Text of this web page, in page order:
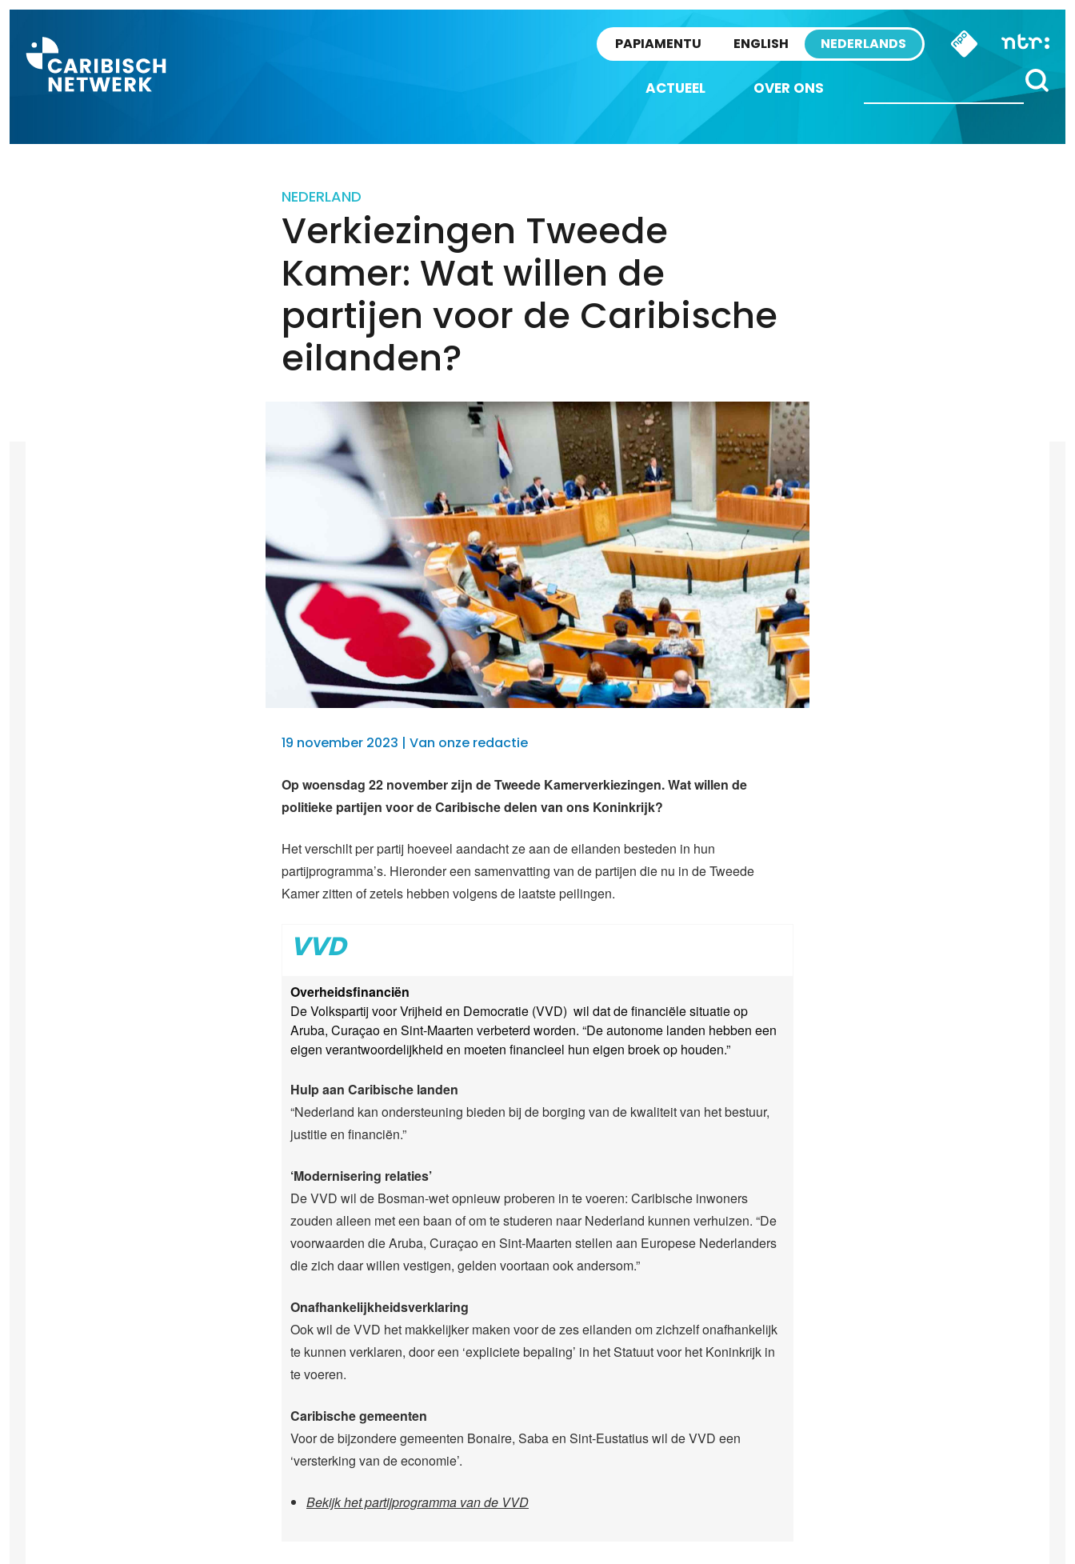
PAPIAMENTU ENGLISH NEDERLANDS
ACTUEEL OVER ONS
NEDERLAND
Verkiezingen Tweede
Kamer: Wat willen de
partijen voor de Caribische
eilanden?
19 november 2023 | Van onze redactie
Op woensdag 22 november zijn de Tweede Kamerverkiezingen. Wat willen de
politieke partijen voor de Caribische delen van ons Koninkrijk?
Het verschilt per partij hoeveel aandacht ze aan de eilanden besteden in hun
partijprogramma’s. Hieronder een samenvatting van de partijen die nu in de Tweede
Kamer zitten of zetels hebben volgens de laatste peilingen.
VVD
Overheidsfinanciën
De Volkspartij voor Vrijheid en Democratie (VVD) wil dat de financiële situatie op
Aruba, Curaçao en Sint-Maarten verbeterd worden. “De autonome landen hebben een
eigen verantwoordelijkheid en moeten financieel hun eigen broek op houden.”
Hulp aan Caribische landen
“Nederland kan ondersteuning bieden bij de borging van de kwaliteit van het bestuur,
justitie en financiën.”
‘Modernisering relaties’
De VVD wil de Bosman-wet opnieuw proberen in te voeren: Caribische inwoners
zouden alleen met een baan of om te studeren naar Nederland kunnen verhuizen. “De
voorwaarden die Aruba, Curaçao en Sint-Maarten stellen aan Europese Nederlanders
die zich daar willen vestigen, gelden voortaan ook andersom.”
Onafhankelijkheidsverklaring
Ook wil de VVD het makkelijker maken voor de zes eilanden om zichzelf onafhankelijk
te kunnen verklaren, door een ‘expliciete bepaling’ in het Statuut voor het Koninkrijk in
te voeren.
Caribische gemeenten
Voor de bijzondere gemeenten Bonaire, Saba en Sint-Eustatius wil de VVD een
‘versterking van de economie’.
Bekijk het partijprogramma van de VVD